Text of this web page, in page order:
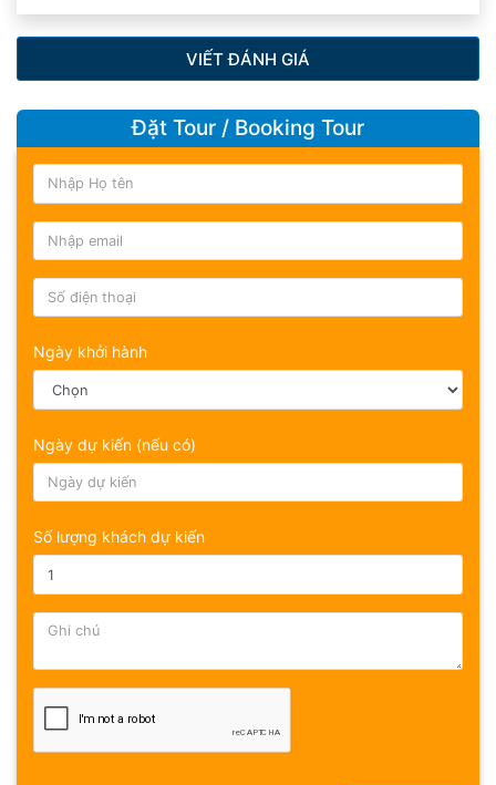
VIẾT ĐÁNH GIÁ
Đặt Tour / Booking Tour
Ngày khởi hành
Ngày dự kiến (nếu có)
Số lượng khách dự kiến